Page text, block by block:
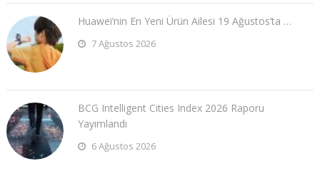
Huawei’nin En Yeni Ürün Ailesi 19 Ağustos’ta …
7 Ağustos 2026
BCG Intelligent Cities Index 2026 Raporu
Yayımlandı
6 Ağustos 2026